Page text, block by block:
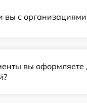
вы с
вы оформляете